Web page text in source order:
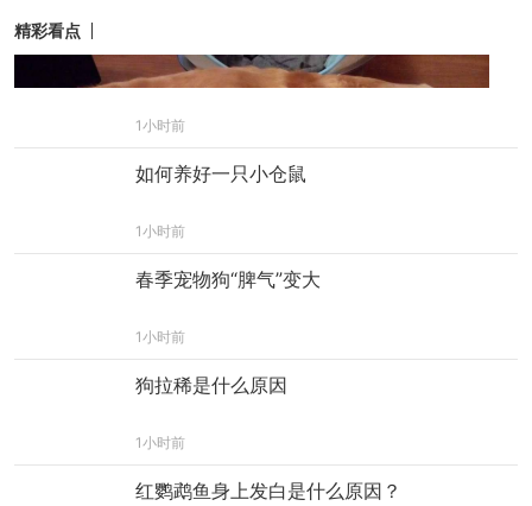
精彩看点
狗狗生产后可以洗澡吗
1小时前
如何养好一只小仓鼠
1小时前
春季宠物狗“脾气”变大
1小时前
狗拉稀是什么原因
1小时前
红鹦鹉鱼身上发白是什么原因？